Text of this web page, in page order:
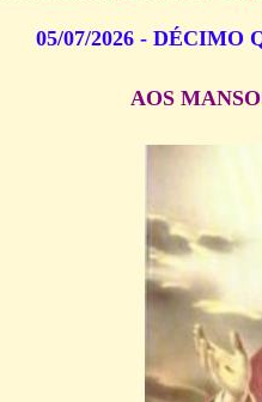
05/07/2026 - DÉCIMO
AOS